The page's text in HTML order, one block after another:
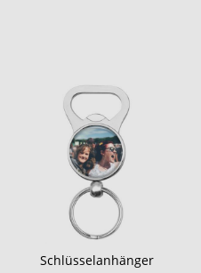
Schlüsselanhänger